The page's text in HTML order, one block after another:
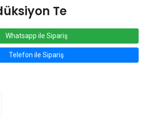
Te
Whatsapp ile Sipariş
Telefon ile Sipariş